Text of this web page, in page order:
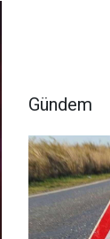
Gündem